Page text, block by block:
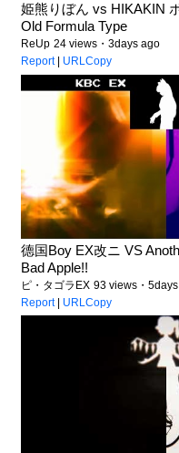
姫熊りぼん vs HIKAKIN
Old Formula Type
ReUp 24 views・3days ago
Report| URLCopy
德国Boy EX改ニ VS
Bad Apple!!
ピ・タゴラEX 93 views・
Report| URLCopy